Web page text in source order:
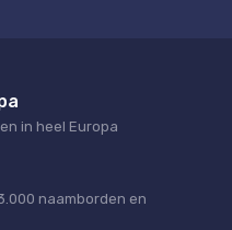
in heel Europa
naamborden en